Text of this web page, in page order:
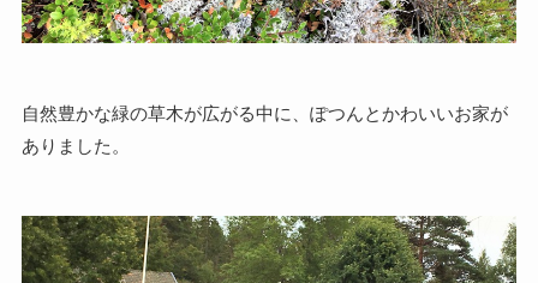
自然豊かな緑の草木が広がる中に、ぽつんとかわいいお家が
ありました。